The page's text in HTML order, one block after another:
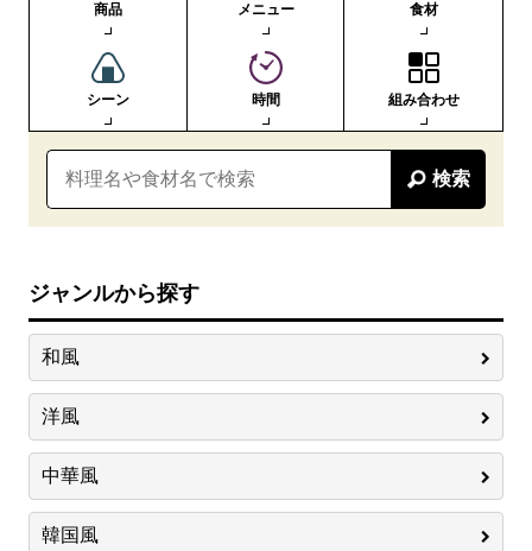
商品 メニュー 食材
シーン 時間 組み合わせ
検索
ジャンルから探す
和風
洋風
中華風
韓国風